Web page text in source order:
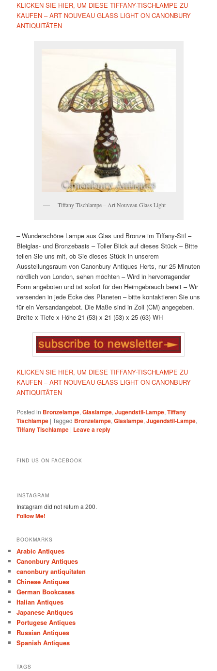
KLICKEN SIE HIER, UM DIESE TIFFANY-TISCHLAMPE ZU
KAUFEN – ART NOUVEAU GLASS LIGHT ON CANONBURY
ANTIQUITÄTEN
Tiffany Tischlampe – Art Nouveau Glass Light
– Wunderschöne Lampe aus Glas und Bronze im Tiffany-Stil –
Bleiglas- und Bronzebasis – Toller Blick auf dieses Stück – Bitte
teilen Sie uns mit, ob Sie dieses Stück in unserem
Ausstellungsraum von Canonbury Antiques Herts, nur 25 Minuten
nördlich von London, sehen möchten – Wird in hervorragender
Form angeboten und ist sofort für den Heimgebrauch bereit – Wir
versenden in jede Ecke des Planeten – bitte kontaktieren Sie uns
für ein Versandangebot. Die Maße sind in Zoll (CM) angegeben.
Breite x Tiefe x Höhe 21 (53) x 21 (53) x 25 (63) WH
KLICKEN SIE HIER, UM DIESE TIFFANY-TISCHLAMPE ZU
KAUFEN – ART NOUVEAU GLASS LIGHT ON CANONBURY
ANTIQUITÄTEN
Posted in Bronzelampe,Glaslampe,Jugendstil-Lampe,Tiffany
Tischlampe |Tagged Bronzelampe,Glaslampe,Jugendstil-Lampe,
Tiffany Tischlampe | Leave a reply
FIND US ON FACEBOOK
INSTAGRAM
Instagram did not return a 200.
Follow Me!
BOOKMARKS
Arabic Antiques
Canonbury Antiques
canonbury antiquitaten
Chinese Antiques
German Bookcases
Italian Antiques
Japanese Antiques
Portugese Antiques
Russian Antiques
Spanish Antiques
TAGS